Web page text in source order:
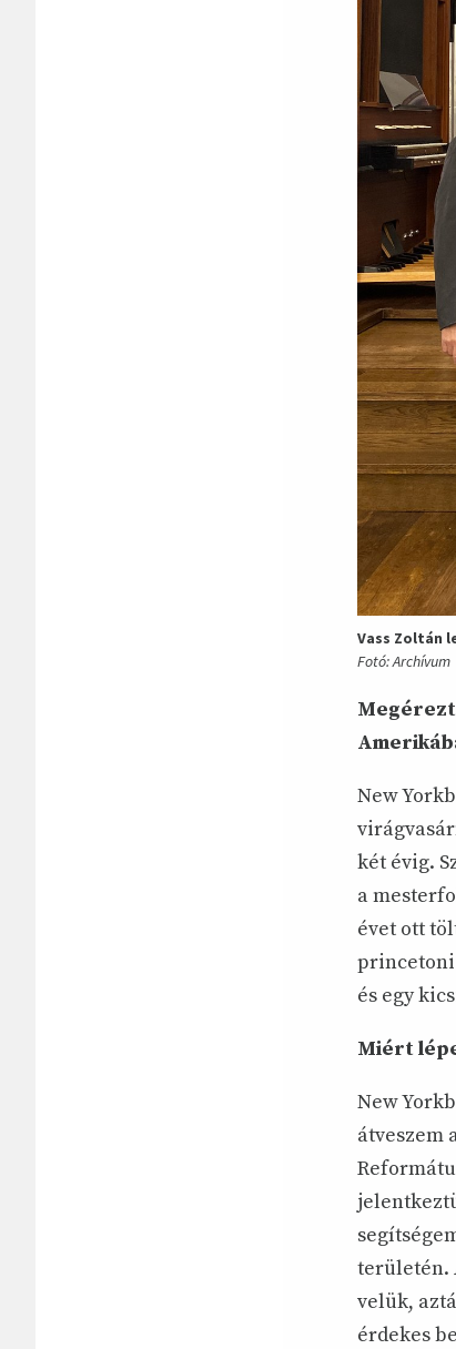
Vass Zoltán
Fotó: Archívum
New
két évig.
a
évet ott
princetoni
és egy
Miért
New
átveszem
területén.
velük,
érdekes